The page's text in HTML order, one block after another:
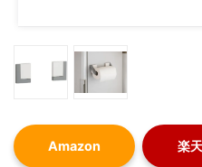
Amazon 楽